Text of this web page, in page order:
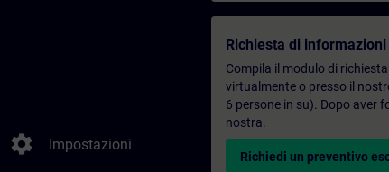
settings Impostazioni
Richiesta di
Compila il modulo di
virtualmente o presso il
6 persone in su). Dopo aver
nostra.
Richiedi un preventivo